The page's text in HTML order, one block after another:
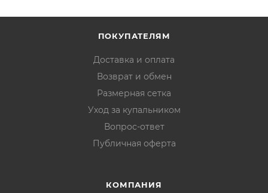
ПОКУПАТЕЛЯМ
Доставка и оплата
Возврат и обмен
Размерная сетка
Уход за купальником
Вопрос-ответ
Публичная оферта
КОМПАНИЯ